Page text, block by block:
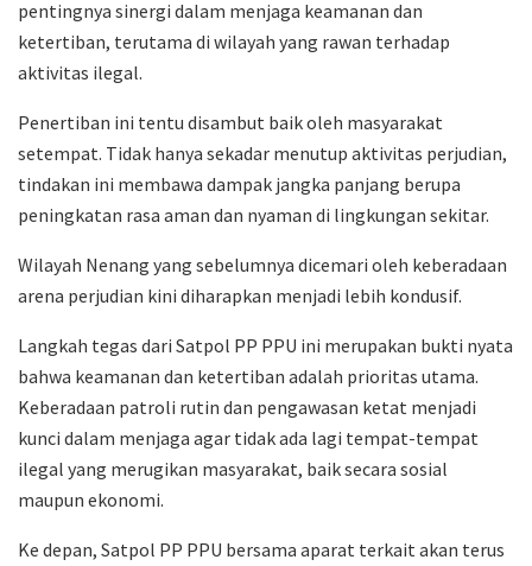
pentingnya sinergi dalam menjaga keamanan dan
ketertiban, terutama di wilayah yang rawan terhadap
aktivitas ilegal.
Penertiban ini tentu disambut baik oleh masyarakat
setempat. Tidak hanya sekadar menutup aktivitas perjudian,
tindakan ini membawa dampak jangka panjang berupa
peningkatan rasa aman dan nyaman di lingkungan sekitar.
Wilayah Nenang yang sebelumnya dicemari oleh keberadaan
arena perjudian kini diharapkan menjadi lebih kondusif.
Langkah tegas dari Satpol PP PPU ini merupakan bukti nyata
bahwa keamanan dan ketertiban adalah prioritas utama.
Keberadaan patroli rutin dan pengawasan ketat menjadi
kunci dalam menjaga agar tidak ada lagi tempat-tempat
ilegal yang merugikan masyarakat, baik secara sosial
maupun ekonomi.
Ke depan, Satpol PP PPU bersama aparat terkait akan terus